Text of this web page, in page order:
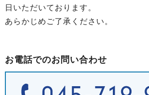
日いただいております。
あらかじめご了承ください。
お電話でのお問い合わせ